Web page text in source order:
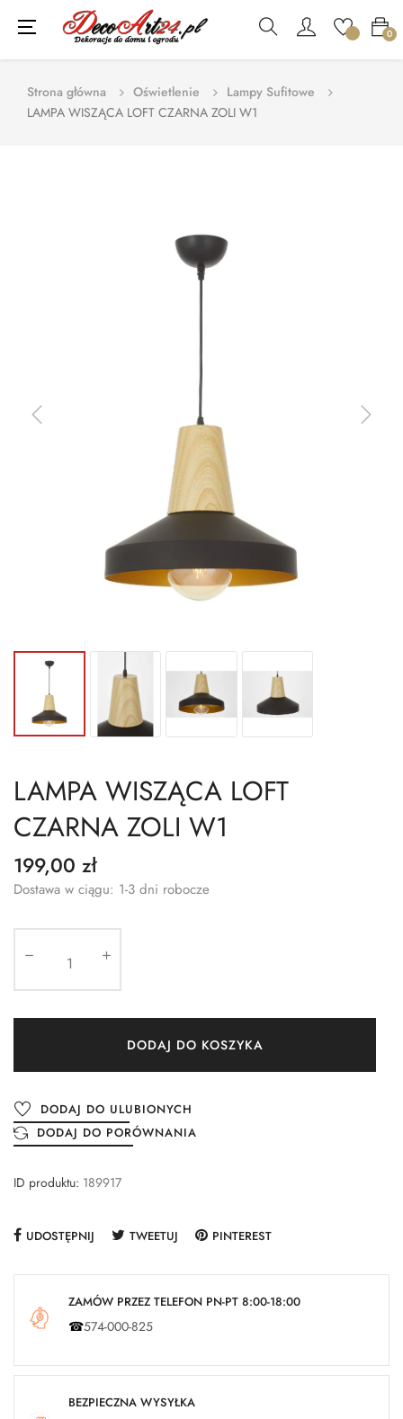
0
Toggle
navigation
☰
Strona główna Oświetlenie
Lampy Sufitowe
LAMPA WISZĄCA LOFT CZARNA ZOLI W1
LAMPA WISZĄCA LOFT
CZARNA ZOLI W1
199,00 zł
Dostawa w ciągu: 1-3 dni robocze
DODAJ DO KOSZYKA
DODAJ DO ULUBIONYCH
DODAJ DO PORÓWNANIA
ID produktu: 189917
UDOSTĘPNIJ TWEETUJ PINTEREST
ZAMÓW PRZEZ TELEFON PN-PT 8:00-18:00
☎574-000-825
BEZPIECZNA WYSYŁKA